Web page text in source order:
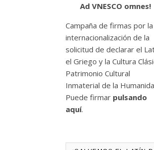
Ad VNESCO omnes!
Campaña de firmas por la
internacionalización de la
solicitud de declarar el
el Griego y la Cultura
Patrimonio Cultural
Inmaterial de la
Puede firmar pulsando
aquí.